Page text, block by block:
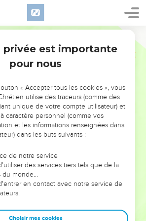
PAS L’ÉVÉNEMENT
DE L’ANNÉE !
POUVAIENT VOUS ÉVITER LES
VOTRES ?
Mais on voit moins les doutes, les erreurs
qu'ils ont traversés, alors même que ce
elles qui les ont façonnés.
leaders, entrepreneurs, et responsables
plus de sagesse afin que leurs erreurs
privée est importante
pour nous
« Accepter tous les cookies », vous
utilise des traceurs (comme des
unique de votre compte utilisateur) et
caractère personnel (comme vos
et les informations renseignées dans
dans les buts suivants :
de notre service
des services tiers tels que de la
du monde…
en contact avec notre service de
Choisir mes cookies